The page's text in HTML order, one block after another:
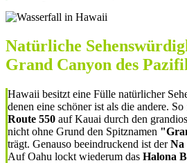
Natürliche
Grand Canyon des
Hawaii besitzt eine Fülle natürlicher
denen eine schöner ist als die andere.
Route 550 auf Kauai durch den
nicht ohne Grund den Spitznamen
trägt. Genauso beeindruckend ist derNa
Auf Oahu lockt wiederum das Halona